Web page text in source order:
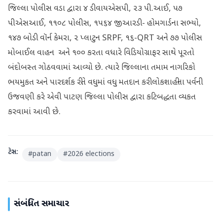
જિલ્લા પોલીસ વડા દ્વારા ૪ ડીવાયએસપી, ૨૩ પી.આઈ, ૫૭
પીએસઆઈ, ૧૧૦૮ પોલીસ, ૧૫૬૪ જીઆરડી- હોમગાર્ડના સભ્યો,
૧૪૭ બોડી વૉર્ન કેમરા, ૨ પ્લાટુન SRPF, ૧૬-QRT અને ૭૭ પોલીસ
મોબાઈલ વાહન અને ૧૦૦ કરતા વધારે વિડિયોગ્રાફર સાથે પૂરતો
બંદોબસ્ત ગોઠવવામાં આવ્યો છે. ત્યારે જિલ્લાના તમામ નાગરિકો
ભયમુકત અને પારદર્શક રીતે વધુમાં વધુ મતદાન કરી લોકશાહીના પર્વની
ઉજવણી કરે એવી પાટણ જિલ્લા પોલીસ દ્વારા કટિબદ્ધતા વ્યકત
કરવામાં આવી છે.
ટેગ્સ: #patan #2026 elections
સંબંધિત સમાચાર